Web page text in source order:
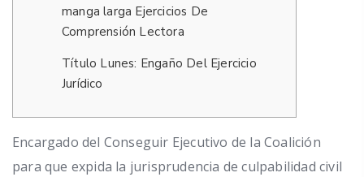
manga larga Ejercicios De
Comprensión Lectora
Título Lunes: Engaño Del Ejercicio
Jurídico
Encargado del Conseguir Ejecutivo de la Coalición
para que expida la jurisprudencia de culpabilidad civil